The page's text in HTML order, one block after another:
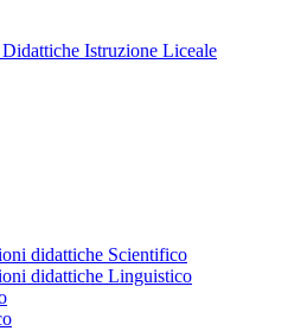
Istruzione Liceale
didattiche Scientifico
didattiche Linguistico